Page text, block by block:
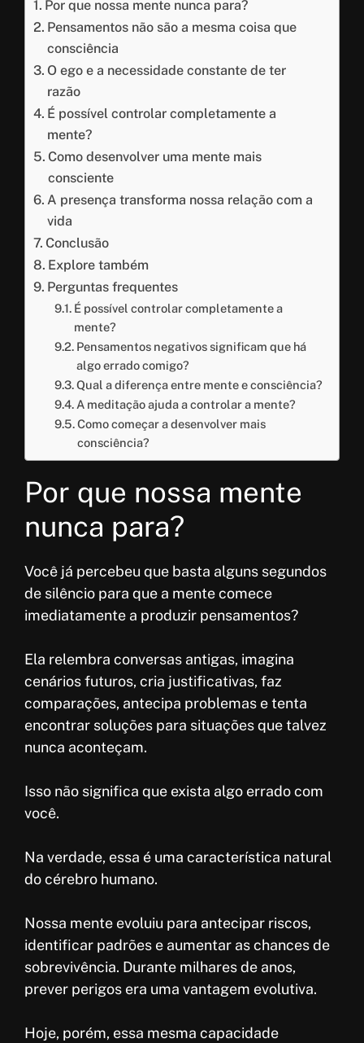
Por que nossa mente nunca para?
Pensamentos não são a mesma coisa que
consciência
O ego e a necessidade constante de ter
razão
É possível controlar completamente a
mente?
Como desenvolver uma mente mais
consciente
A presença transforma nossa relação com a
vida
Conclusão
Explore também
Perguntas frequentes
É possível controlar completamente a
mente?
Pensamentos negativos significam que há
algo errado comigo?
Qual a diferença entre mente e consciência?
A meditação ajuda a controlar a mente?
Como começar a desenvolver mais
consciência?
Por que nossa mente
nunca para?
Você já percebeu que basta alguns segundos
de silêncio para que a mente comece
imediatamente a produzir pensamentos?
Ela relembra conversas antigas, imagina
cenários futuros, cria justificativas, faz
comparações, antecipa problemas e tenta
encontrar soluções para situações que talvez
nunca aconteçam.
Isso não significa que exista algo errado com
você.
Na verdade, essa é uma característica natural
do cérebro humano.
Nossa mente evoluiu para antecipar riscos,
identificar padrões e aumentar as chances de
sobrevivência. Durante milhares de anos,
prever perigos era uma vantagem evolutiva.
Hoje, porém, essa mesma capacidade